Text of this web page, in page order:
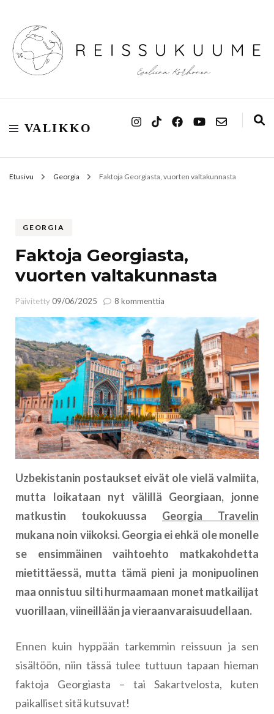
Reissukuume
VALIKKO
Etusivu Georgia Faktoja Georgiasta, vuorten valtakunnasta
GEORGIA
Faktoja Georgiasta,
vuorten valtakunnasta
Päivitetty09/06/2025 8 kommenttia
Georgiasta,
vuorten
valtakunnasta
Uzbekistanin postaukset eivät ole vielä valmiita,
mutta loikataan nyt välillä Georgiaan, jonne
matkustin toukokuussa Georgia Travelin
mukana noin viikoksi. Georgia ei ehkä ole monelle
se ensimmäinen vaihtoehto matkakohdetta
mietittäessä, mutta tämä pieni ja monipuolinen
maa onnistuu silti hurmaamaan monet matkailijat
vuorillaan, viineillään ja vieraanvaraisuudellaan.
Ennen kuin hyppään tarkemmin reissuun ja sen
sisältöön, niin tässä tulee tuttuun tapaan hieman
faktoja Georgiasta – tai Sakartvelosta, kuten
paikalliset sitä kutsuvat!